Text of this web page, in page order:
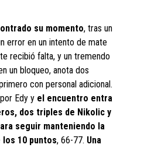
su momento, tras un
error en un intento de mate
recibió falta, y un tremendo
un bloqueo, anota dos
con personal adicional.
Edy y el encuentro entra
dos triples de Nikolic y
seguir manteniendo la
los 10 puntos, 66-77. Una